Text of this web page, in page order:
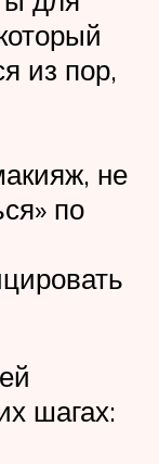
из пор,
не
по
шагах: